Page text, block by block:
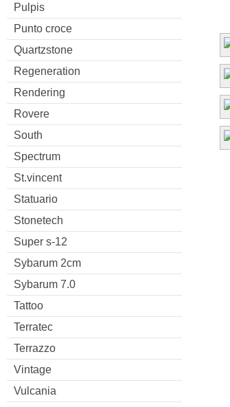
Pulpis
Punto croce
Quartzstone
Regeneration
Rendering
Rovere
South
Spectrum
St.vincent
Statuario
Stonetech
Super s-12
Sybarum 2cm
Sybarum 7.0
Tattoo
Terratec
Terrazzo
Vintage
Vulcania